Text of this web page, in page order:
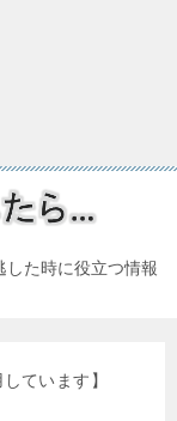
した時に役立つ情報
ています】